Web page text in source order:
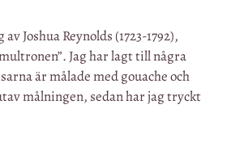
Joshua Reynolds (1723-1792),
Jag har lagt till några
är målade med gouache och
målningen, sedan har jag tryckt